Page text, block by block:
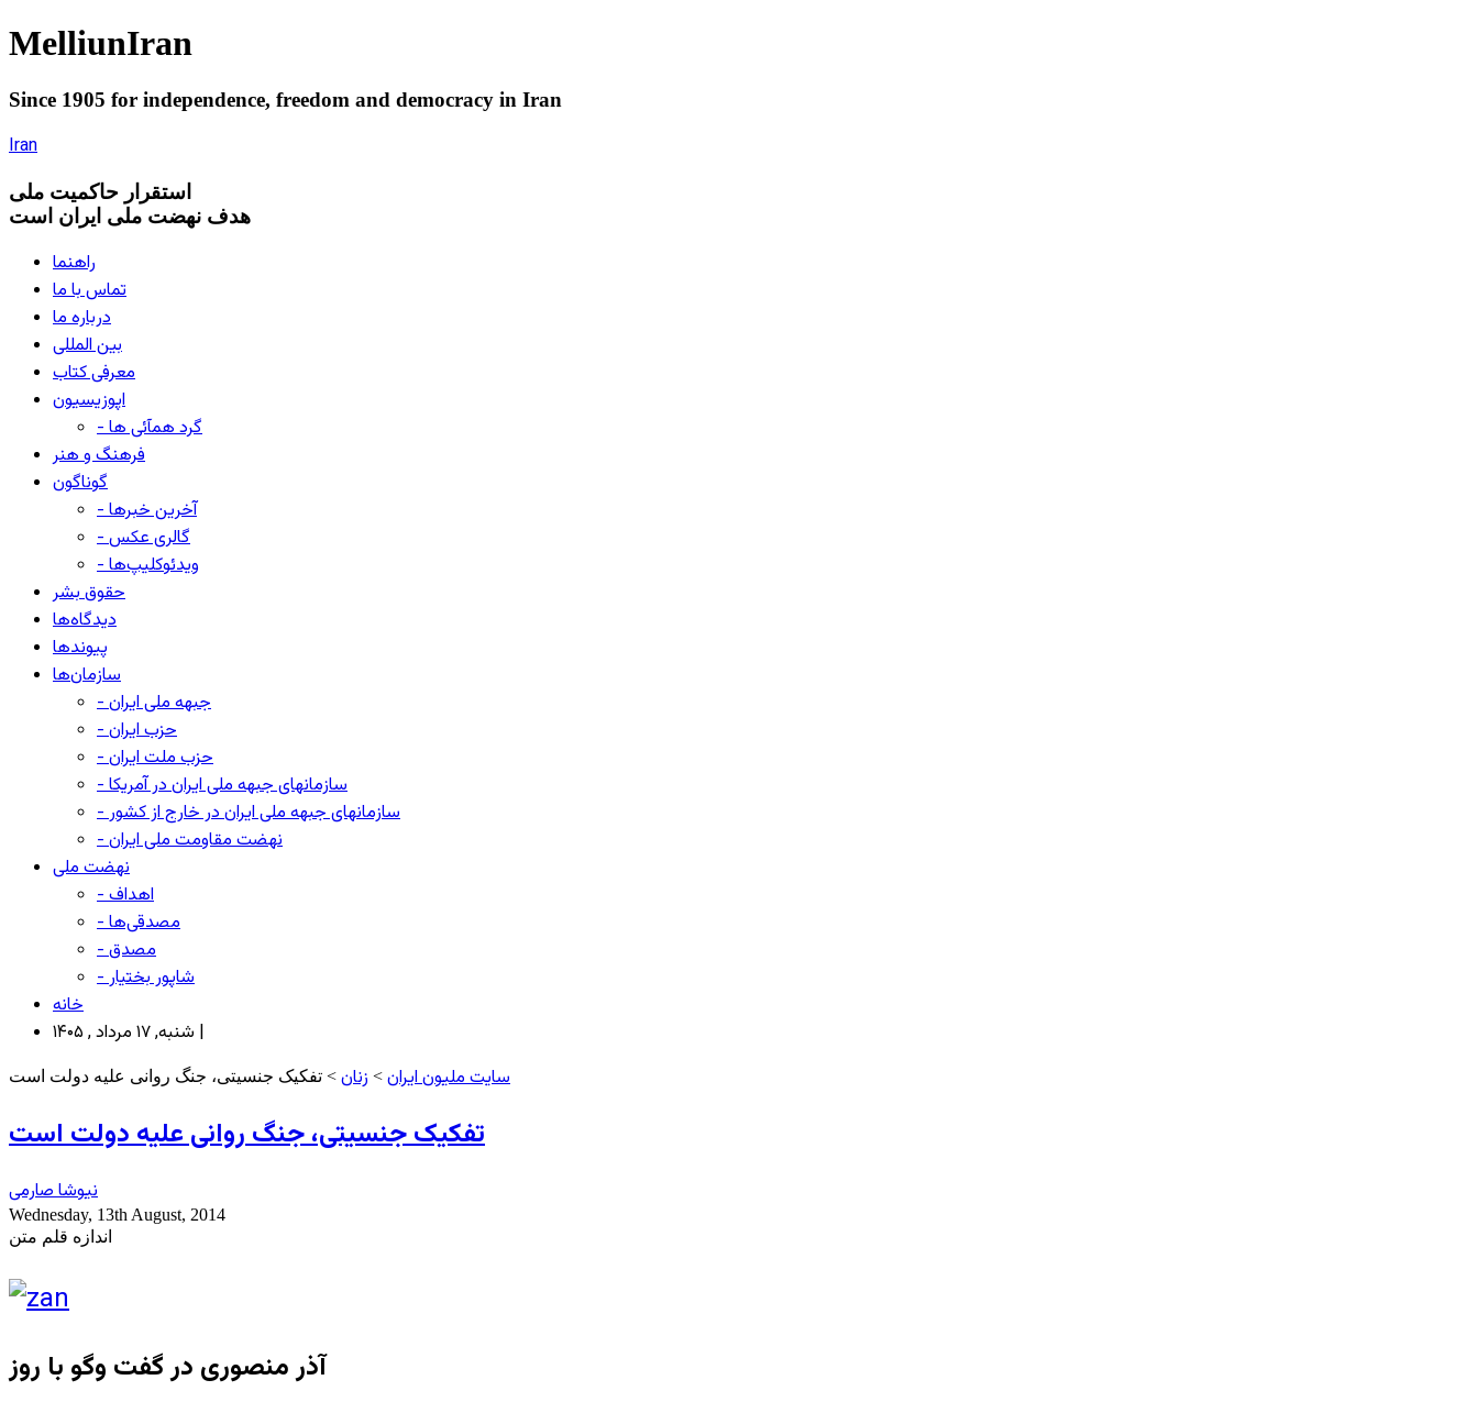
MelliunIran
Since 1905 for independence, freedom and democracy in Iran
Iran
استقرار حاکميت ملی
هدف نهضت ملی ایران است
راهنما
تماس با ما
درباره ما
بین المللی
معرفی کتاب
اپوزیسیون
- گرد همآئی ها
فرهنگ و هنر
گوناگون
- آخرین خبرها
- گالری عکس
- ویدئوکلیپ‌ها
حقوق بشر
دیدگاه‌ها
پیوندها
سازمان‌ها
- جبهه ملی ایران
- حزب ایران
- حزب ملت ایران
- سازمانهای جبهه ملی ایران در آمریکا
- سازمانهای جبهه ملی ایران در خارج از کشور
- نهضت مقاومت ملی ایران
نهضت ملی
- اهداف
- مصدقی‌ها
- مصدق
- شاپور بختیار
خانه
شنبه, ۱۷ مرداد , ۱۴۰۵ |
سایت ملیون ایران > زنان > تفکیک جنسیتی، جنگ روانی علیه دولت است
تفکیک جنسیتی، جنگ روانی علیه دولت است
نیوشا صارمی
Wednesday, 13th August, 2014
اندازه قلم متن